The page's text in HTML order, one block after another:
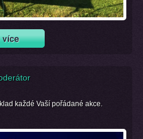
každé Vaší pořádané akce.